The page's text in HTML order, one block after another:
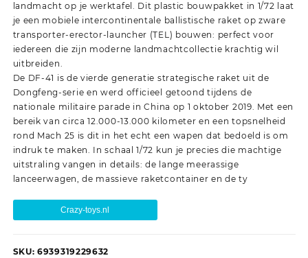
landmacht op je werktafel. Dit plastic bouwpakket in 1/72 laat
je een mobiele intercontinentale ballistische raket op zware
transporter-erector-launcher (TEL) bouwen: perfect voor
iedereen die zijn moderne landmachtcollectie krachtig wil
uitbreiden.
De DF-41 is de vierde generatie strategische raket uit de
Dongfeng-serie en werd officieel getoond tijdens de
nationale militaire parade in China op 1 oktober 2019. Met een
bereik van circa 12.000-13.000 kilometer en een topsnelheid
rond Mach 25 is dit in het echt een wapen dat bedoeld is om
indruk te maken. In schaal 1/72 kun je precies die machtige
uitstraling vangen in details: de lange meerassige
lanceerwagen, de massieve raketcontainer en de ty
Crazy-toys.nl
SKU: 6939319229632